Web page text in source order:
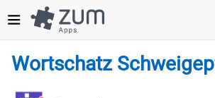
zum
Inhalt
Wortschatz